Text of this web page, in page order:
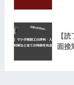
【
面接